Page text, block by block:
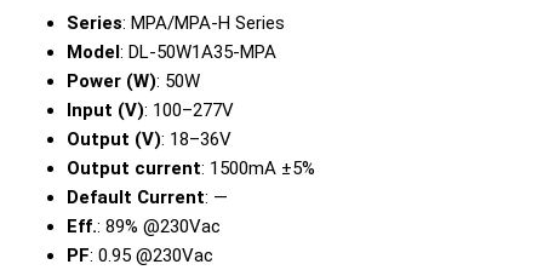
Series: MPA/MPA-H Series
Model: DL-50W1A35-MPA
Power (W): 50W
Input (V): 100–277V
Output (V): 18–36V
Output current: 1500mA ±5%
Default Current: —
Eff.: 89% @230Vac
PF: 0.95 @230Vac